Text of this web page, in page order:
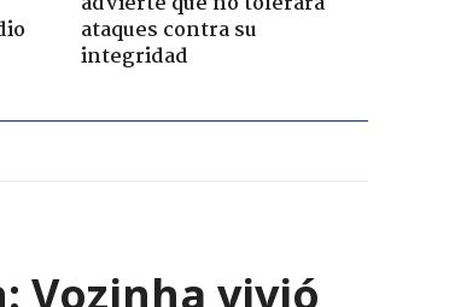
ataques contra su
integridad
Vozinha vivió